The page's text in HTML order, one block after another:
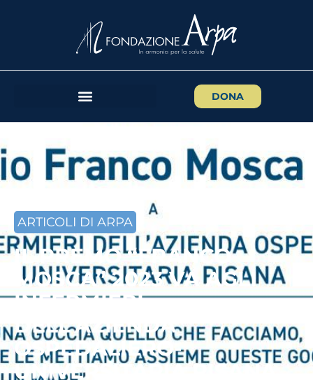
DONA
ARTICOLI DI ARPA
IL PREMO “FRANCO
MOSCA” 2023 VA AGLI
INFERMIERI
DELL’AZIENDA
OSPEDALIERO-
UNIVERSITARIA PISANA